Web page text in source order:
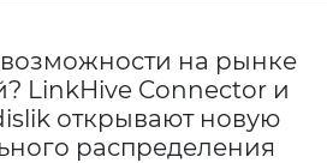
на рынке
LinkHive Connector и
открывают новую
распределения